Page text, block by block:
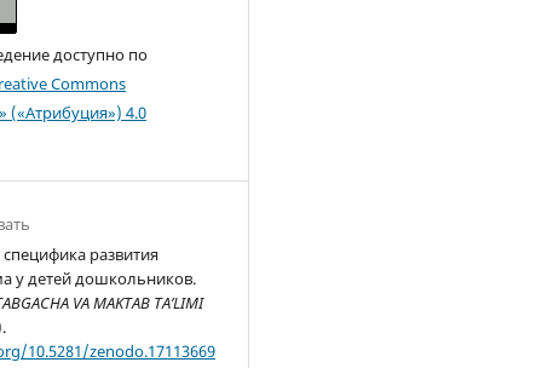
доступно по
Commons
(«Атрибуция») 4.0
развития
у детей дошкольников.
VA MAKTAB TA’LIMI
10.5281/zenodo.17113669